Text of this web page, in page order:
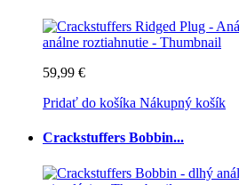
59,99 €
Pridať do košíka Nákupný košík
Crackstuffers Bobbin...